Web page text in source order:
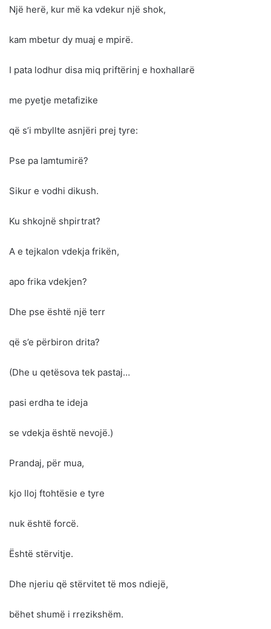
Një herë, kur më ka vdekur një shok,
kam mbetur dy muaj e mpirë.
I pata lodhur disa miq priftërinj e hoxhallarë
me pyetje metafizike
që s’i mbyllte asnjëri prej tyre:
Pse pa lamtumirë?
Sikur e vodhi dikush.
Ku shkojnë shpirtrat?
A e tejkalon vdekja frikën,
apo frika vdekjen?
Dhe pse është një terr
që s’e përbiron drita?
(Dhe u qetësova tek pastaj…
pasi erdha te ideja
se vdekja është nevojë.)
Prandaj, për mua,
kjo lloj ftohtësie e tyre
nuk është forcë.
Është stërvitje.
Dhe njeriu që stërvitet të mos ndiejë,
bëhet shumë i rrezikshëm.